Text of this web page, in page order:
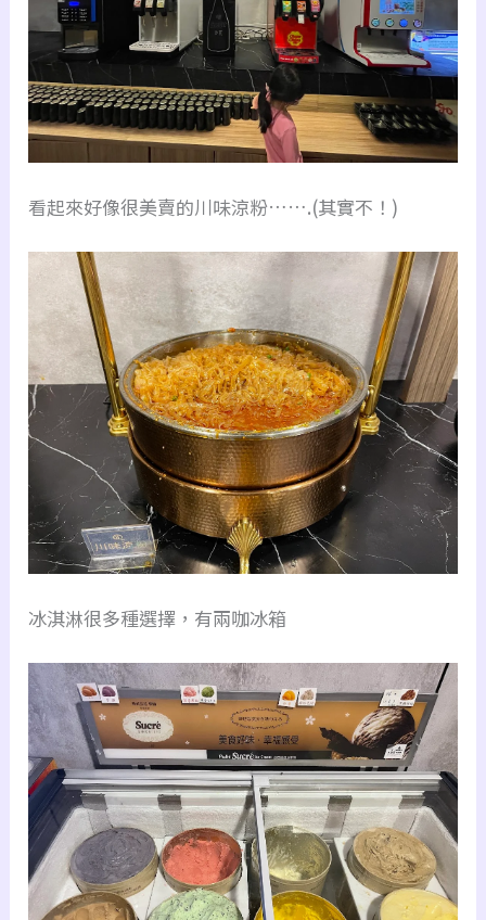
看起來好像很美賣的川味涼粉…….(其實不！)
冰淇淋很多種選擇，有兩咖冰箱